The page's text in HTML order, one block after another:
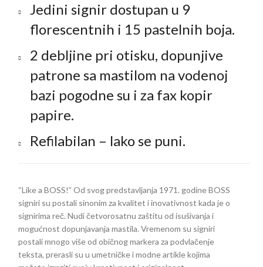
Jedini signir dostupan u 9
florescentnih i 15 pastelnih boja.
2 debljine pri otisku, dopunjive
patrone sa mastilom na vodenoj
bazi pogodne su i za fax kopir
papire.
Refilabilan – lako se puni.
“Like a BOSS!” Od svog predstavljanja 1971. godine BOSS
signiri su postali sinonim za kvalitet i inovativnost kada je o
signirima reč. Nudi četvorosatnu zaštitu od isušivanja i
mogućnost dopunjavanja mastila. Vremenom su signiri
postali mnogo više od običnog markera za podvlačenje
teksta, prerasli su u umetničke i modne artikle kojima